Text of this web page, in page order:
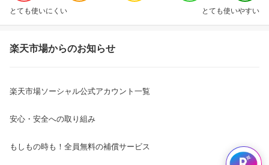
とても使いにくい とても使いやすい
楽天市場からのお知らせ
楽天市場ソーシャル公式アカウント一覧
安心・安全への取り組み
もしもの時も！全員無料の補償サービス